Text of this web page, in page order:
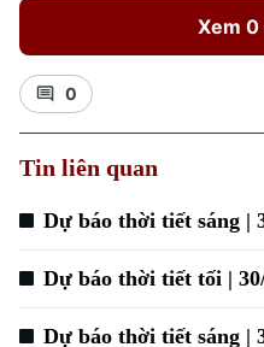
Xu hướng
Xem 0
0
Tin liên quan
Dự báo thời tiết sáng |
Dự báo thời tiết tối |
Dự báo thời tiết sáng |